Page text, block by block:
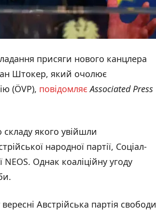
присяги нового канцлера
Штокер, який очолює
(ÖVP), повідомляє Associated Press
складу якого увійшли
народної партії, Соціал-
NEOS. Однак коаліційну угоду
Австрійська партія свободи